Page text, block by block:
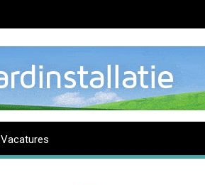
Vacatures